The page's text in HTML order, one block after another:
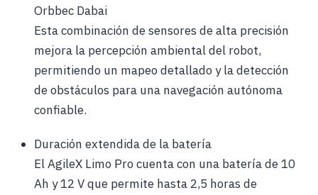
Orbbec Dabai
Esta combinación de sensores de alta precisión
mejora la percepción ambiental del robot,
permitiendo un mapeo detallado y la detección
de obstáculos para una navegación autónoma
confiable.
Duración extendida de la batería
El AgileX Limo Pro cuenta con una batería de 10
Ah y 12 V que permite hasta 2,5 horas de